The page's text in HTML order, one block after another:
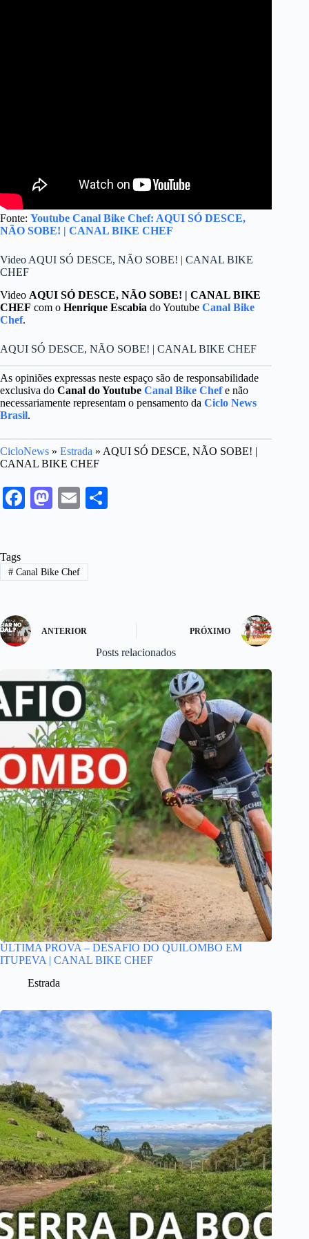
Fonte: Youtube Canal Bike Chef: AQUI SÓ DESCE,
NÃO SOBE! | CANAL BIKE CHEF
Video AQUI SÓ DESCE, NÃO SOBE! | CANAL BIKE
CHEF
Video AQUI SÓ DESCE, NÃO SOBE! | CANAL BIKE
CHEF com o Henrique Escabia do Youtube Canal Bike
Chef.
AQUI SÓ DESCE, NÃO SOBE! | CANAL BIKE CHEF
As opiniões expressas neste espaço são de responsabilidade
exclusiva do Canal do Youtube Canal Bike Chefe não
necessariamente representam o pensamento da Ciclo News
Brasil.
CicloNews » Estrada » AQUI SÓ DESCE, NÃO SOBE! |
CANAL BIKE CHEF
Fa
ok
M
do
n
E
Tags
#Canal Bike Chef
ANTERIOR PRÓXIMO
Posts relacionados
ÚLTIMA PROVA – DESAFIO DO QUILOMBO EM
ITUPEVA | CANAL BIKE CHEF
Estrada